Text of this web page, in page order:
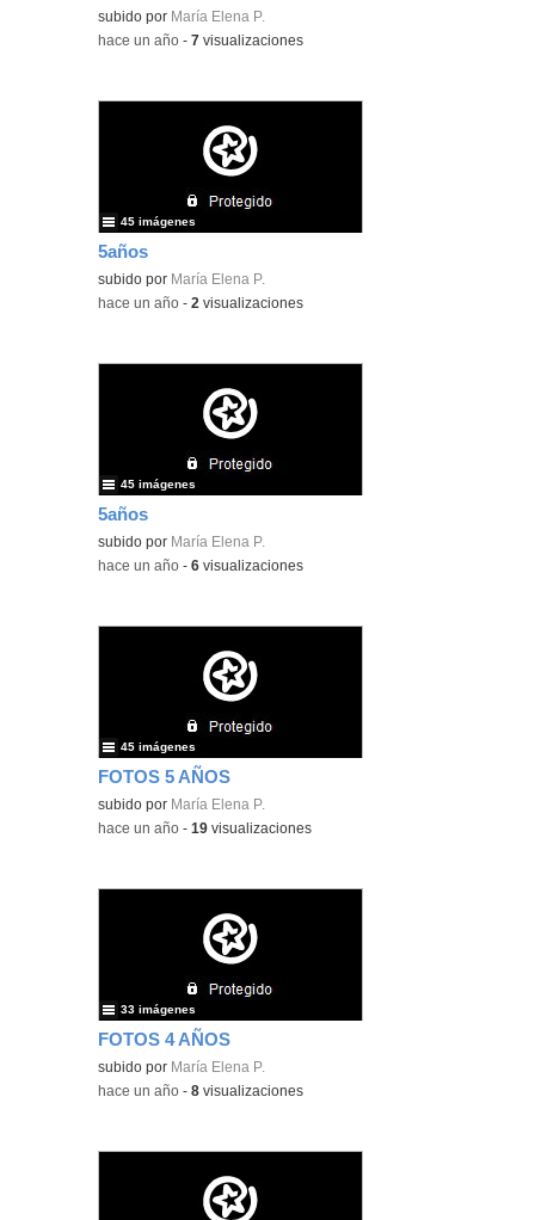
subido por María Elena P.
-hace un año -7 visualizaciones
5años
subido por María Elena P.
45 imágenes
-hace un año -2 visualizaciones
5años
subido por María Elena P.
45 imágenes
-hace un año -6 visualizaciones
FOTOS 5 AÑOS
subido por María Elena P.
45 imágenes
-hace un año -19 visualizaciones
FOTOS 4 AÑOS
subido por María Elena P.
33 imágenes
-hace un año -8 visualizaciones